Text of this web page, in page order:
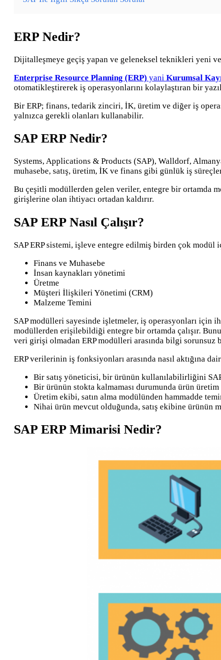
ERP Nedir?
Dijitalleşmeye geçiş yapan ve geleneksel teknikleri yeni
Enterprise Resource Planning (ERP) yani Kurumsal
otomatikleştirerek iş operasyonlarını kolaylaştıran bir
Bir ERP; finans, tedarik zinciri, İK, üretim ve diğer iş
yalnızca gerekli olanları kullanabilir.
SAP ERP Nedir?
Systems, Applications & Products (SAP), Walldorf,
muhasebe, satış, üretim, İK ve finans gibi günlük iş
Bu çeşitli modüllerden gelen veriler, entegre bir ortamda
girişlerine olan ihtiyacı ortadan kaldırır.
SAP ERP Nasıl Çalışır?
SAP ERP sistemi, işleve entegre edilmiş birden çok
Finans ve Muhasebe
İnsan kaynakları yönetimi
Üretme
Müşteri İlişkileri Yönetimi (CRM)
Malzeme Temini
SAP modülleri sayesinde işletmeler, iş operasyonları için
modüllerden erişilebildiği entegre bir ortamda çalışır.
veri girişi olmadan ERP modülleri arasında bilgi sorunsuz
ERP verilerinin iş fonksiyonları arasında nasıl aktığına
Bir satış yöneticisi, bir ürünün kullanılabilirliğini
Bir ürünün stokta kalmaması durumunda ürün
Üretim ekibi, satın alma modülünden hammadde
Nihai ürün mevcut olduğunda, satış ekibine ürünün
SAP ERP Mimarisi Nedir?